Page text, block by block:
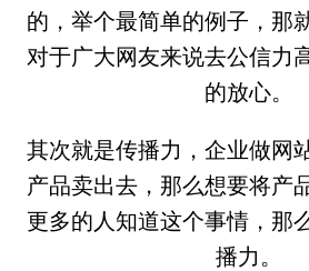
的，举个最简单的例子，那
对于广大网友来说去公信力
的放心。
其次就是传播力，企业做网
产品卖出去，那么想要将产
更多的人知道这个事情，那
播力。